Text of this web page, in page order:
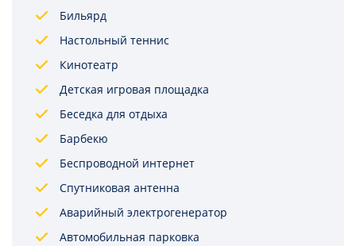
Бильярд
Настольный теннис
Кинотеатр
Детская игровая площадка
Беседка для отдыха
Барбекю
Беспроводной интернет
Спутниковая антенна
Аварийный электрогенератор
Автомобильная парковка